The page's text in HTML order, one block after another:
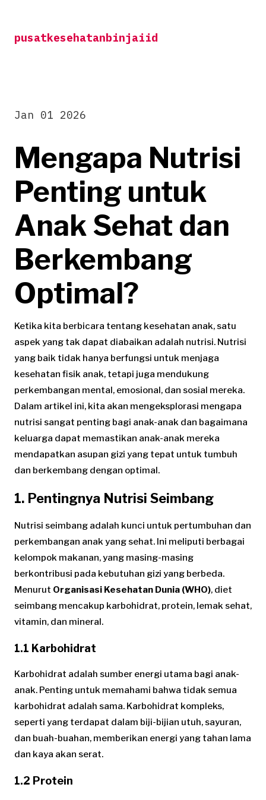
contentpusatkesehatanbinjaiid
Mengapa Nutrisi
Penting untuk
Anak Sehat dan
Berkembang
Optimal?
Jan 01 2026
Ketika kita berbicara tentang kesehatan anak, satu
aspek yang tak dapat diabaikan adalah nutrisi. Nutrisi
yang baik tidak hanya berfungsi untuk menjaga
kesehatan fisik anak, tetapi juga mendukung
perkembangan mental, emosional, dan sosial mereka.
Dalam artikel ini, kita akan mengeksplorasi mengapa
nutrisi sangat penting bagi anak-anak dan bagaimana
keluarga dapat memastikan anak-anak mereka
mendapatkan asupan gizi yang tepat untuk tumbuh
dan berkembang dengan optimal.
1. Pentingnya Nutrisi Seimbang
Nutrisi seimbang adalah kunci untuk pertumbuhan dan
perkembangan anak yang sehat. Ini meliputi berbagai
kelompok makanan, yang masing-masing
berkontribusi pada kebutuhan gizi yang berbeda.
Menurut Organisasi Kesehatan Dunia (WHO), diet
seimbang mencakup karbohidrat, protein, lemak sehat,
vitamin, dan mineral.
1.1 Karbohidrat
Karbohidrat adalah sumber energi utama bagi anak-
anak. Penting untuk memahami bahwa tidak semua
karbohidrat adalah sama. Karbohidrat kompleks,
seperti yang terdapat dalam biji-bijian utuh, sayuran,
dan buah-buahan, memberikan energi yang tahan lama
dan kaya akan serat.
1.2 Protein